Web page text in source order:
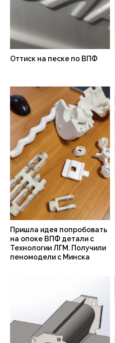
Оттиск на песке по ВПФ
Пришла идея попробовать
на опоке ВПФ детали с
Технологии ЛГМ. Получили
пеномодели с Минска